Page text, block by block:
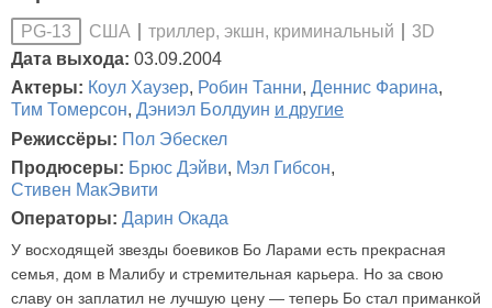
PG-13 США триллер, экшн, криминальный
3D
Дата выхода: 03.09.2004
Актеры: Коул Хаузер, Робин Танни, Деннис Фарина,
Тим Томерсон, Дэниэл Болдуин и другие
Режиссёры: Пол Эбескел
Продюсеры: Брюс Дэйви, Мэл Гибсон,
Стивен МакЭвити
Операторы: Дарин Окада
У восходящей звезды боевиков Бо Ларами есть прекрасная
семья, дом в Малибу и стремительная карьера. Но за свою
славу он заплатил не лучшую цену — теперь Бо стал приманкой